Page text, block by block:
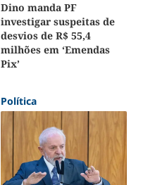
Dino manda PF
investigar suspeitas de
desvios de R$ 55,4
milhões em ‘Emendas
Pix’
Política